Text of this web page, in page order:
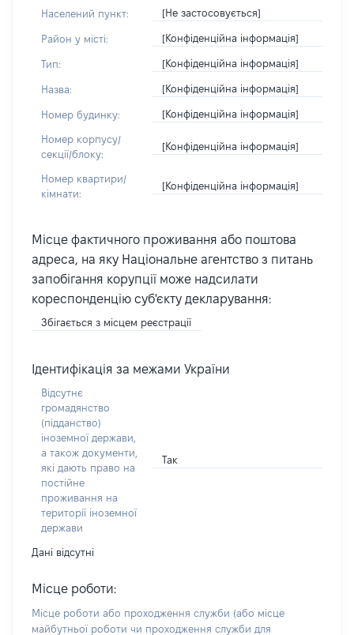
Населений пункт: [Не застосовується]
Район у місті: [Конфіденційна інформація]
Тип: [Конфіденційна інформація]
Назва: [Конфіденційна інформація]
Номер будинку: [Конфіденційна інформація]
Номер корпусу/
секції/блоку:
[Конфіденційна інформація]
Номер квартири/
кімнати:
[Конфіденційна інформація]
Місце фактичного проживання або поштова
адреса, на яку Національне агентство з питань
запобігання корупції може надсилати
кореспонденцію суб'єкту декларування:
Збігається з місцем реєстрації
Ідентифікація за межами України
Відсутнє
громадянство
(підданство)
іноземної держави,
а також документи,
які дають право на
постійне
проживання на
території іноземної
держави
Так
Дані відсутні
Місце роботи:
Місце роботи або проходження служби (або місце
майбутньої роботи чи проходження служби для